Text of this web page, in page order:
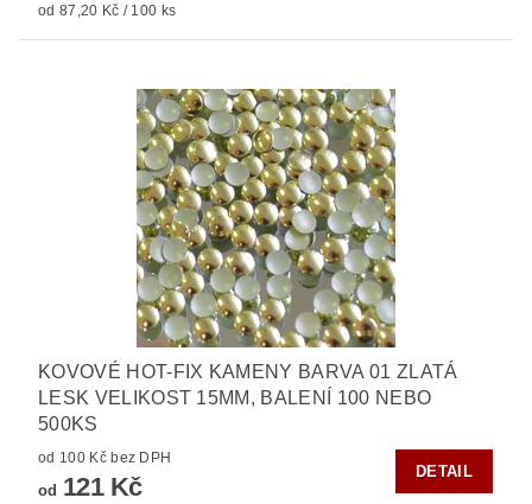
od 87,20 Kč / 100 ks
KOVOVÉ HOT-FIX KAMENY BARVA 01 ZLATÁ
LESK VELIKOST 15MM, BALENÍ 100 NEBO
500KS
od 100 Kč bez DPH
od 121 Kč
DETAIL